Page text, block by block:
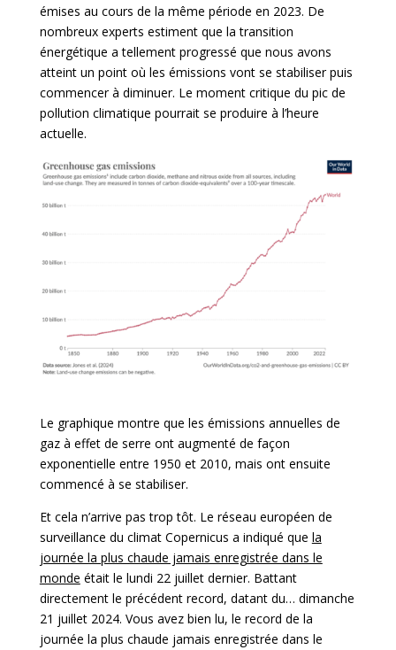
émises au cours de la même période en 2023. De
nombreux experts estiment que la transition
énergétique a tellement progressé que nous avons
atteint un point où les émissions vont se stabiliser puis
commencer à diminuer. Le moment critique du pic de
pollution climatique pourrait se produire à l’heure
actuelle.
Le graphique montre que les émissions annuelles de
gaz à effet de serre ont augmenté de façon
exponentielle entre 1950 et 2010, mais ont ensuite
commencé à se stabiliser.
Et cela n’arrive pas trop tôt. Le réseau européen de
surveillance du climat Copernicus a indiqué que la
journée la plus chaude jamais enregistrée dans le
monde était le lundi 22 juillet dernier. Battant
directement le précédent record, datant du… dimanche
21 juillet 2024. Vous avez bien lu, le record de la
journée la plus chaude jamais enregistrée dans le